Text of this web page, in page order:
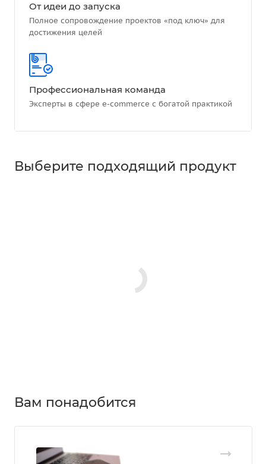
От идеи до запуска
Полное сопровождение проектов «под ключ» для
достижения целей
Профессиональная команда
Эксперты в сфере e-commerce с богатой практикой
Выберите подходящий продукт
Вам понадобится